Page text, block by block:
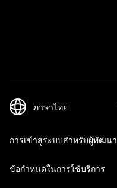
การเข้าสู่ระบบสำหรับผู้พัฒนา
ข้อกำหนดในการใช้บริการ